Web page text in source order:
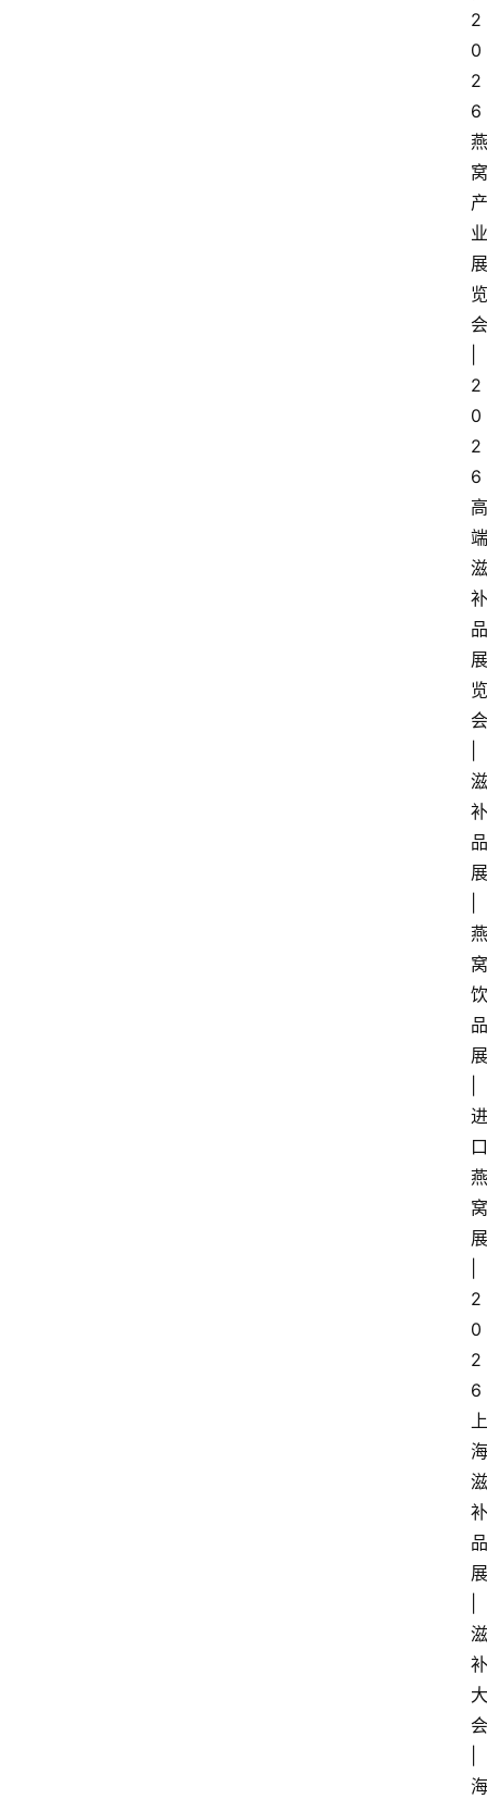
2
0
2
6
燕
窝
产
业
展
览
会
2
0
2
6
高
端
滋
补
品
展
览
会
滋
补
品
展
燕
窝
饮
品
展
进
口
燕
窝
展
2
0
2
6
上
海
滋
补
品
展
滋
补
大
会
海